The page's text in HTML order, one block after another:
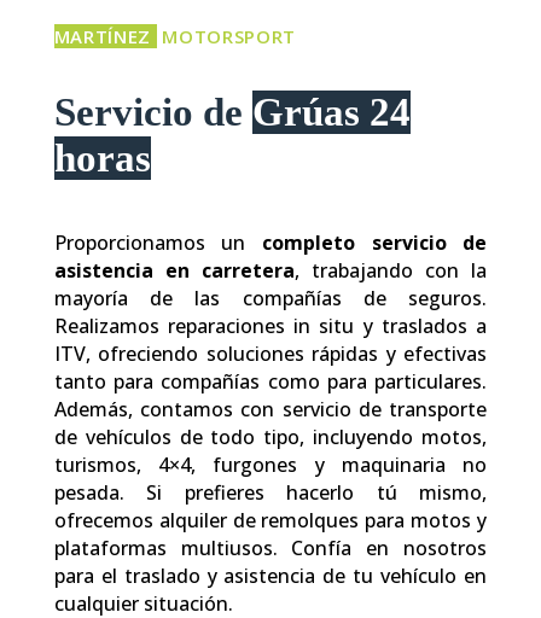
MARTÍNEZ MOTORSPORT
Servicio de Grúas 24
horas
Proporcionamos un completo servicio de
asistencia en carretera, trabajando con la
mayoría de las compañías de seguros.
Realizamos reparaciones in situ y traslados a
ITV, ofreciendo soluciones rápidas y efectivas
tanto para compañías como para particulares.
Además, contamos con servicio de transporte
de vehículos de todo tipo, incluyendo motos,
turismos, 4×4, furgones y maquinaria no
pesada. Si prefieres hacerlo tú mismo,
ofrecemos alquiler de remolques para motos y
plataformas multiusos. Confía en nosotros
para el traslado y asistencia de tu vehículo en
cualquier situación.